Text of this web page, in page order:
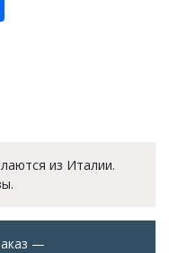
из Италии.
—